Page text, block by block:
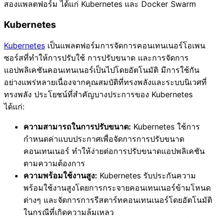
สองแพลตฟอร์ม ได้แก่ Kubernetes และ Docker Swarm
Kubernetes
Kubernetes เป็นแพลตฟอร์มการจัดการคอนเทนเนอร์โอเพน
ซอร์สที่ทำให้การปรับใช้ การปรับขนาด และการจัดการ
แอปพลิเคชันคอนเทนเนอร์เป็นไปโดยอัตโนมัติ มีการใช้กัน
อย่างแพร่หลายเนื่องจากคุณสมบัติที่ทรงพลังและระบบนิเวศที่
ทรงพลัง ประโยชน์ที่สำคัญบางประการของ Kubernetes
ได้แก่:
ความสามารถในการปรับขนาด: Kubernetes ใช้การ
กำหนดค่าแบบประกาศเพื่อจัดการการปรับขนาด
คอนเทนเนอร์ ทำให้ง่ายต่อการปรับขนาดแอปพลิเคชัน
ตามความต้องการ
ความพร้อมใช้งานสูง: Kubernetes รับประกันความ
พร้อมใช้งานสูงโดยการกระจายคอนเทนเนอร์ข้ามโหนด
ต่างๆ และจัดการการรีสตาร์ทคอนเทนเนอร์โดยอัตโนมัติ
ในกรณีที่เกิดความล้มเหลว